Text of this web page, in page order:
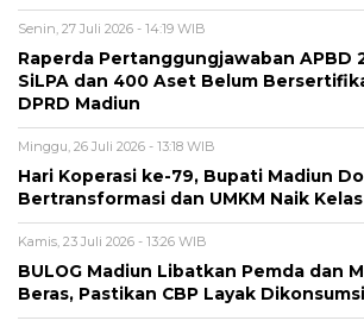
Senin, 27 Juli 2026 - 14:19 WIB
Raperda Pertanggungjawaban APBD
SiLPA dan 400 Aset Belum
DPRD Madiun
Minggu, 26 Juli 2026 - 13:18 WIB
Hari Koperasi ke-79, Bupati Madiun
Bertransformasi dan UMKM Naik Kelas
Kamis, 23 Juli 2026 - 13:26 WIB
BULOG Madiun Libatkan Pemda dan
Beras, Pastikan CBP Layak